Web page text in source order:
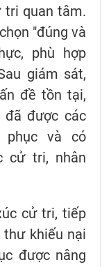
tri quan tâm.
"đúng và
phù hợp
giám sát,
đề tồn tại,
đã được các
phục và có
cử tri, nhân
cử tri, tiếp
khiếu nại
được nâng